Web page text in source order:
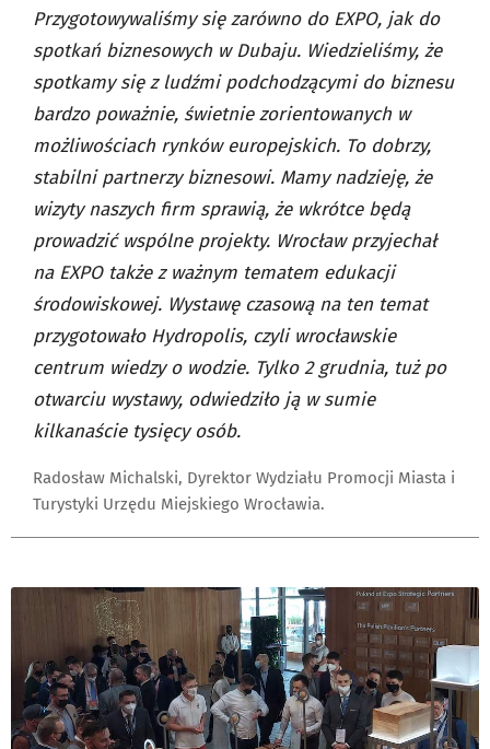
Przygotowywaliśmy się zarówno do EXPO, jak do
spotkań biznesowych w Dubaju. Wiedzieliśmy, że
spotkamy się z ludźmi podchodzącymi do biznesu
bardzo poważnie, świetnie zorientowanych w
możliwościach rynków europejskich. To dobrzy,
stabilni partnerzy biznesowi. Mamy nadzieję, że
wizyty naszych firm sprawią, że wkrótce będą
prowadzić wspólne projekty. Wrocław przyjechał
na EXPO także z ważnym tematem edukacji
środowiskowej. Wystawę czasową na ten temat
przygotowało Hydropolis, czyli wrocławskie
centrum wiedzy o wodzie. Tylko 2 grudnia, tuż po
otwarciu wystawy, odwiedziło ją w sumie
kilkanaście tysięcy osób.
Radosław Michalski, Dyrektor Wydziału Promocji Miasta i
Turystyki Urzędu Miejskiego Wrocławia.